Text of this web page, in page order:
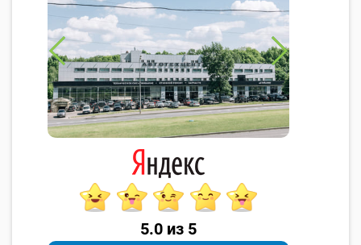
5.0 из 5